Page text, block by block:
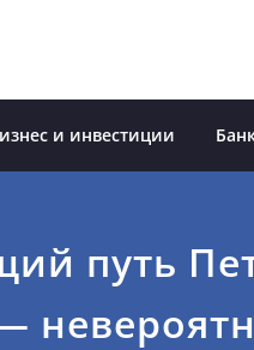
и инвестиции
путь